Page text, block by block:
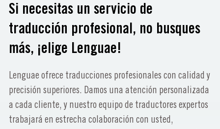
Si necesitas un servicio de
traducción profesional, no busques
más, ¡elige Lenguae!
Lenguae ofrece traducciones profesionales con calidad y
precisión superiores. Damos una atención personalizada
a cada cliente, y nuestro equipo de traductores expertos
trabajará en estrecha colaboración con usted,